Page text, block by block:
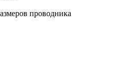
проводника